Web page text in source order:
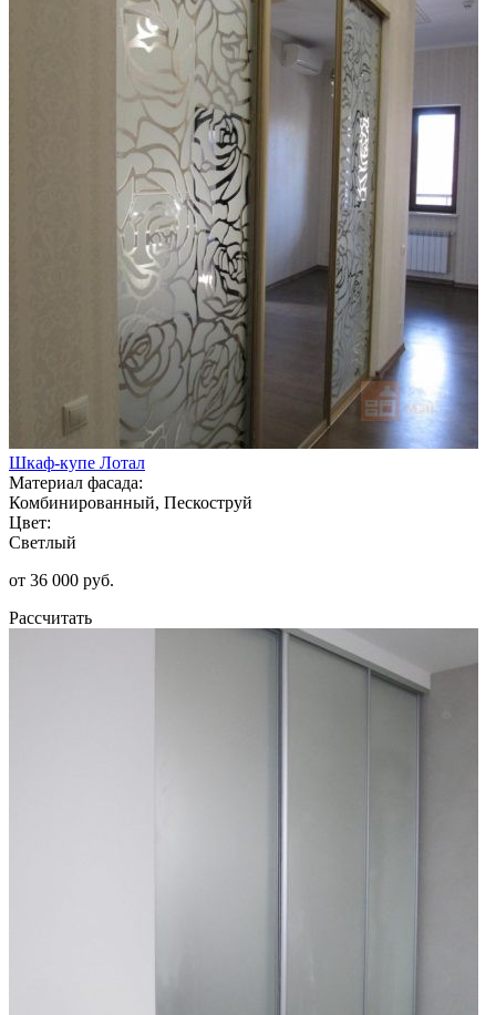
Шкаф-купе Лотал
Материал фасада:
Комбинированный, Пескоструй
Цвет:
Светлый
от 36 000 руб.
Рассчитать